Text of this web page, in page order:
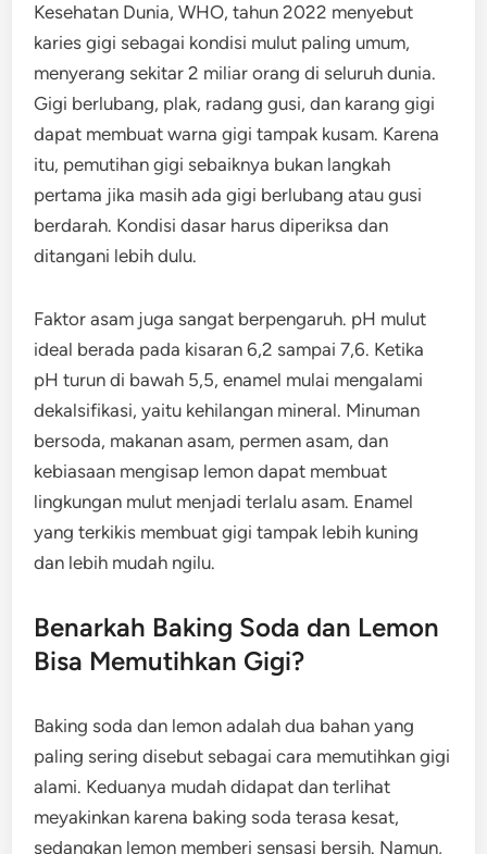
Kesehatan Dunia, WHO, tahun 2022 menyebut
karies gigi sebagai kondisi mulut paling umum,
menyerang sekitar 2 miliar orang di seluruh dunia.
Gigi berlubang, plak, radang gusi, dan karang gigi
dapat membuat warna gigi tampak kusam. Karena
itu, pemutihan gigi sebaiknya bukan langkah
pertama jika masih ada gigi berlubang atau gusi
berdarah. Kondisi dasar harus diperiksa dan
ditangani lebih dulu.
Faktor asam juga sangat berpengaruh. pH mulut
ideal berada pada kisaran 6,2 sampai 7,6. Ketika
pH turun di bawah 5,5, enamel mulai mengalami
dekalsifikasi, yaitu kehilangan mineral. Minuman
bersoda, makanan asam, permen asam, dan
kebiasaan mengisap lemon dapat membuat
lingkungan mulut menjadi terlalu asam. Enamel
yang terkikis membuat gigi tampak lebih kuning
dan lebih mudah ngilu.
Benarkah Baking Soda dan Lemon
Bisa Memutihkan Gigi?
Baking soda dan lemon adalah dua bahan yang
paling sering disebut sebagai cara memutihkan gigi
alami. Keduanya mudah didapat dan terlihat
meyakinkan karena baking soda terasa kesat,
sedangkan lemon memberi sensasi bersih. Namun,